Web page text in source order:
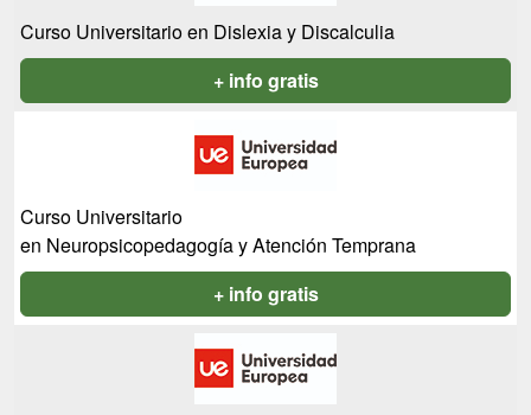
Curso Universitario en Dislexia y Discalculia
+ info gratis
Curso Universitario
en Neuropsicopedagogía y Atención Temprana
+ info gratis